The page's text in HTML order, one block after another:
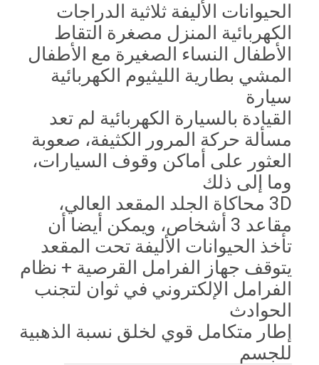
الحيوانات الأليفة ثلاثية الدراجات
الكهربائية المنزل مصغرة التقاط
الأطفال النساء الصغيرة مع الأطفال
المشي بطارية الليثيوم الكهربائية
سيارة
القيادة بالسيارة الكهربائية لم تعد
مسألة حركة المرور الكثيفة، صعوبة
العثور على أماكن وقوف السيارات،
وما إلى ذلك
3D محاكاة الجلد المقعد العالي،
مقاعد 3 أشخاص، ويمكن أيضا أن
تأخذ الحيوانات الأليفة تحت المقعد
يتوقف جهاز الفرامل القرصية + نظام
الفرامل الإلكتروني في ثوان لتجنب
الحوادث
إطار متكامل قوي لخلق نسبة الذهبية
للجسم